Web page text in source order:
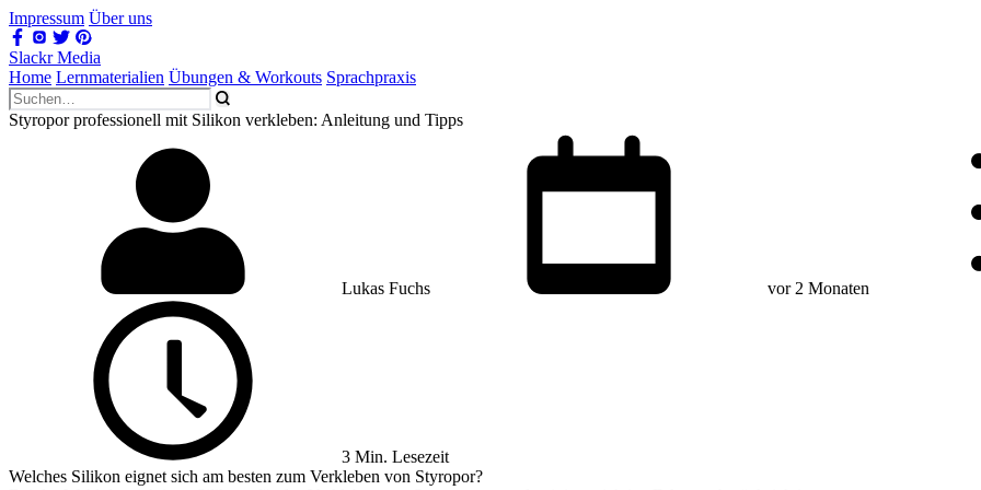
Impressum Über uns
Slackr Media
Home Lernmaterialien Übungen & Workouts Sprachpraxis
Styropor professionell mit Silikon verkleben: Anleitung und Tipps
Lukas Fuchs vor 2 Monaten
3 Min. Lesezeit
Welches Silikon eignet sich am besten zum Verkleben von Styropor?